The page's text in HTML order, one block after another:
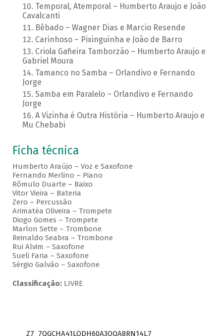
Temporal, Atemporal – Humberto Araujo e João
Cavalcanti
Bêbado – Wagner Dias e Marcio Resende
Carinhoso – Pixinguinha e João de Barro
Criola Gafieira Tamborzão – Humberto Araujo e
Gabriel Moura
Tamanco no Samba – Orlandivo e Fernando
Jorge
Samba em Paralelo – Orlandivo e Fernando
Jorge
A Vizinha é Outra História – Humberto Araujo e
Mu Chebabi
Ficha técnica
Humberto Araújo – Voz e Saxofone
Fernando Merlino – Piano
Rômulo Duarte – Baixo
Vitor Vieira – Bateria
Zero – Percussão
Arimatéa Oliveira – Trompete
Diogo Gomes – Trompete
Marlon Sette – Trombone
Reinaldo Seabra – Trombone
Rui Alvim – Saxofone
Sueli Faria – Saxofone
Sérgio Galvão – Saxofone
Classificação:LIVRE
Z7_7QGCHA41LODH60A3OQA8RN14L7